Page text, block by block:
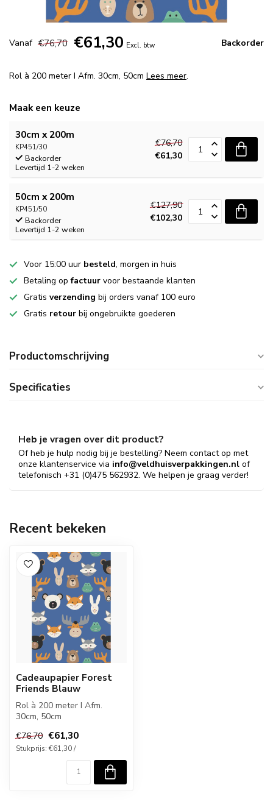
Vanaf €76,70 €61,30 Excl. btw Backorder
Rol à 200 meter I Afm. 30cm, 50cm Lees meer.
Maak een keuze
30cm x 200m
KP451/30
Backorder
Levertijd 1-2 weken
€76,70
€61,30
50cm x 200m
KP451/50
Backorder
Levertijd 1-2 weken
€127,90
€102,30
Voor 15:00 uur besteld, morgen in huis
Betaling opfactuur voor bestaande klanten
Gratis verzending bij orders vanaf 100 euro
Gratis retour bij ongebruikte goederen
Productomschrijving
Specificaties
Heb je vragen over dit product?
Of heb je hulp nodig bij je bestelling? Neem contact op met
onze klantenservice via info@veldhuisverpakkingen.nl of
telefonisch +31 (0)475 562932. We helpen je graag verder!
Recent bekeken
Cadeaupapier Forest
Friends Blauw
Rol à 200 meter I Afm.
30cm, 50cm
€76,70 €61,30
Stukprijs: €61,30 /